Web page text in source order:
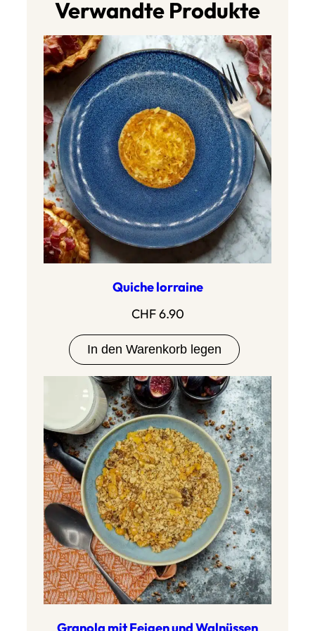
Verwandte Produkte
Quiche lorraine
CHF6.90
In den Warenkorb legen